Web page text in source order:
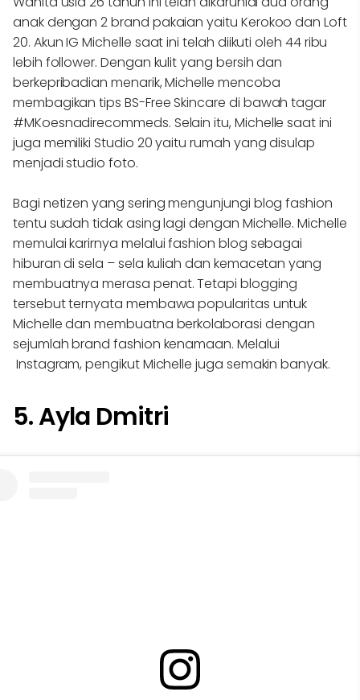
anak dengan 2 brand pakaian yaitu Kerokoo dan Loft
20. Akun IG Michelle saat ini telah diikuti oleh 44 ribu
lebih follower. Dengan kulit yang bersih dan
berkepribadian menarik, Michelle mencoba
membagikan tips BS-Free Skincare di bawah tagar
#MKoesnadirecommeds. Selain itu, Michelle saat ini
juga memiliki Studio 20 yaitu rumah yang disulap
menjadi studio foto.
Bagi netizen yang sering mengunjungi blog fashion
tentu sudah tidak asing lagi dengan Michelle. Michelle
memulai karirnya melalui fashion blog sebagai
hiburan di sela – sela kuliah dan kemacetan yang
membuatnya merasa penat. Tetapi blogging
tersebut ternyata membawa popularitas untuk
Michelle dan membuatna berkolaborasi dengan
sejumlah brand fashion kenamaan. Melalui
Instagram, pengikut Michelle juga semakin banyak.
5. Ayla Dmitri